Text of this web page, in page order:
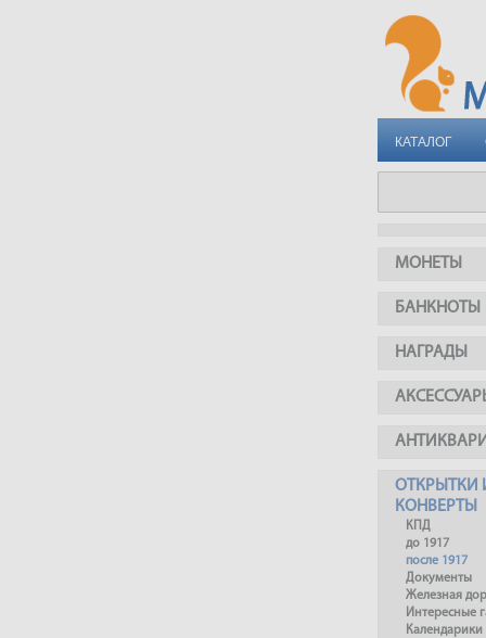
КАТАЛОГ
МОНЕТЫ
БАНКНОТЫ
НАГРАДЫ
ОТКРЫТКИ
КОНВЕРТЫ
КПД
до 1917
после 1917
Документы
Железная
Интересные
Календарики